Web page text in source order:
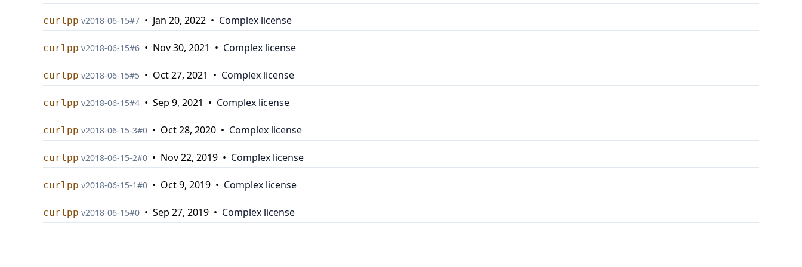
curlpp v2018-06-15#7 • Jan 20, 2022 • Complex license
curlpp v2018-06-15#6 • Nov 30, 2021 • Complex license
curlpp v2018-06-15#5 • Oct 27, 2021 • Complex license
curlpp v2018-06-15#4 • Sep 9, 2021 • Complex license
curlpp v2018-06-15-3#0 • Oct 28, 2020 • Complex license
curlpp v2018-06-15-2#0 • Nov 22, 2019 • Complex license
curlpp v2018-06-15-1#0 • Oct 9, 2019 • Complex license
curlpp v2018-06-15#0 • Sep 27, 2019 • Complex license